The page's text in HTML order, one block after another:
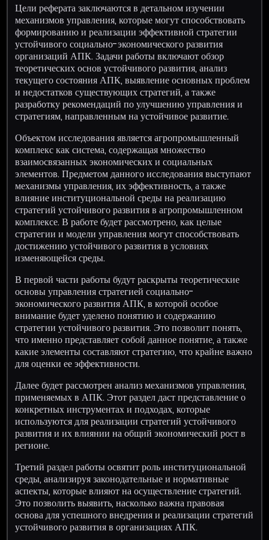
Цели реферата заключаются в детальном изучении
механизмов управления, которые могут способствовать
формированию и реализации эффективной стратегии
устойчивого социально-экономического развития
организаций АПК. Задачи работы включают обзор
теоретических основ устойчивого развития, анализ
текущего состояния АПК, выявление основных проблем
и недостатков существующих стратегий, а также
разработку рекомендаций по улучшению управления и
стратегиям, направленным на устойчивое развитие.
Объектом исследования является агропромышленный
комплекс как система, содержащая множество
взаимосвязанных экономических и социальных
элементов. Предметом данного исследования выступают
механизмы управления, их эффективность, а также
влияние институциональной среды на реализацию
стратегий устойчивого развития в агропромышленном
комплексе. В работе будет рассмотрено, как целые
стратегии и модели управления могут способствовать
достижению устойчивого развития в условиях
изменяющейся среды.
В первой части работы будут раскрыты теоретические
основы управления стратегией социально-
экономического развития АПК, в которой особое
внимание будет уделено понятию и содержанию
стратегии устойчивого развития. Это позволит понять,
что именно представляет собой данное понятие, а также
какие элементы составляют стратегию, что крайне важно
для оценки ее эффективности.
Далее будет рассмотрен анализ механизмов управления,
применяемых в АПК. Этот раздел даст представление о
конкретных инструментах и подходах, которые
используются для реализации стратегий устойчивого
развития и их влиянии на общий экономический рост в
регионе.
Третий раздел работы освятит роль институциональной
среды, анализируя законодательные и нормативные
аспекты, которые влияют на осуществление стратегий.
Это позволить выявить, насколько важна правовая
основа для успешного внедрения и реализации стратегий
устойчивого развития в организациях АПК.